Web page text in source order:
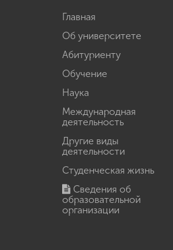
Главная
Об университете
Абитуриенту
Обучение
Наука
Международная
деятельность
Другие виды
деятельности
Студенческая жизнь
Сведения об
образовательной
организации